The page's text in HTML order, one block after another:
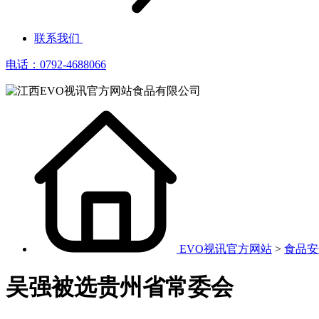
联系我们
电话：0792-4688066
EVO视讯官方网站 > 食品
吴强被选贵州省常委会